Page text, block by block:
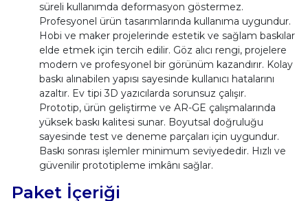
süreli kullanımda deformasyon göstermez.
Profesyonel ürün tasarımlarında kullanıma uygundur.
Hobi ve maker projelerinde estetik ve sağlam baskılar
elde etmek için tercih edilir. Göz alıcı rengi, projelere
modern ve profesyonel bir görünüm kazandırır. Kolay
baskı alınabilen yapısı sayesinde kullanıcı hatalarını
azaltır. Ev tipi 3D yazıcılarda sorunsuz çalışır.
Prototip, ürün geliştirme ve AR-GE çalışmalarında
yüksek baskı kalitesi sunar. Boyutsal doğruluğu
sayesinde test ve deneme parçaları için uygundur.
Baskı sonrası işlemler minimum seviyededir. Hızlı ve
güvenilir prototipleme imkânı sağlar.
Paket İçeriği